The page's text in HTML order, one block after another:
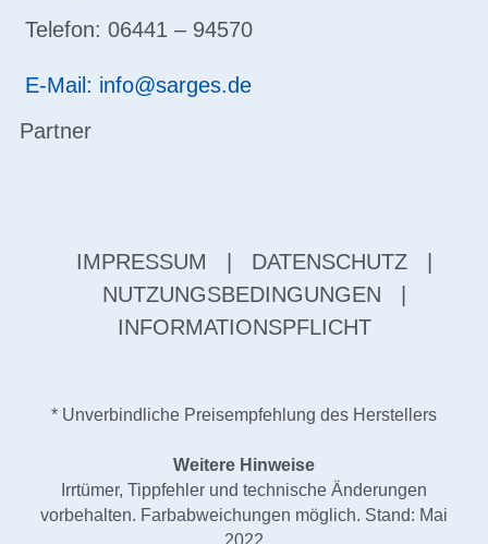
Telefon: 06441 – 94570
E-Mail: info@sarges.de
Partner
IMPRESSUM DATENSCHUTZ
NUTZUNGSBEDINGUNGEN
INFORMATIONSPFLICHT
* Unverbindliche Preisempfehlung des Herstellers
Weitere Hinweise
Irrtümer, Tippfehler und technische Änderungen
vorbehalten. Farbabweichungen möglich. Stand: Mai
2022